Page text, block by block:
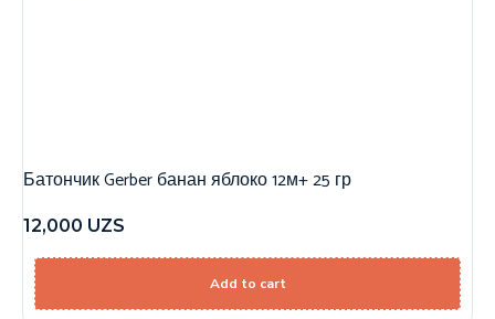
Батончик Gerber банан яблоко 12м+ 25 гр
12,000 UZS
Add to cart